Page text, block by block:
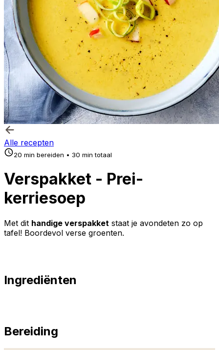
Alle recepten
20 min bereiden • 30 min totaal
Verspakket - Prei-
kerriesoep
Met dit handige verspakket staat je avondeten zo op
tafel! Boordevol verse groenten.
Ingrediënten
Bereiding